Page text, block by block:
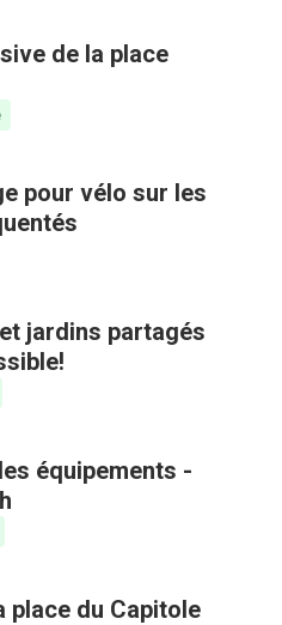
de la place
pour vélo sur les
jardins partagés
équipements -
place du Capitole